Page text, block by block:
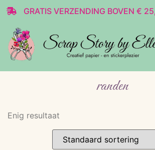
GRATIS VERZENDING BOVEN €
randen
Enig resultaat